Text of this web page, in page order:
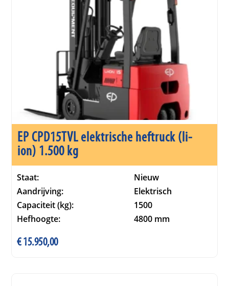
EP CPD15TVL elektrische heftruck (li-
ion) 1.500 kg
Staat:
Nieuw
Aandrijving:
Elektrisch
Capaciteit (kg):
1500
Hefhoogte:
4800 mm
€15.950,00